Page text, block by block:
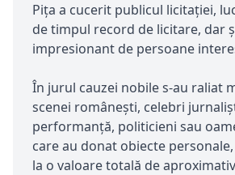
Pița a cucerit publicul licitației,
de timpul record de licitare, dar
impresionant de persoane
În jurul cauzei nobile s-au raliat
scenei românești, celebri
performanță, politicieni sau
care au donat obiecte
la o valoare totală de